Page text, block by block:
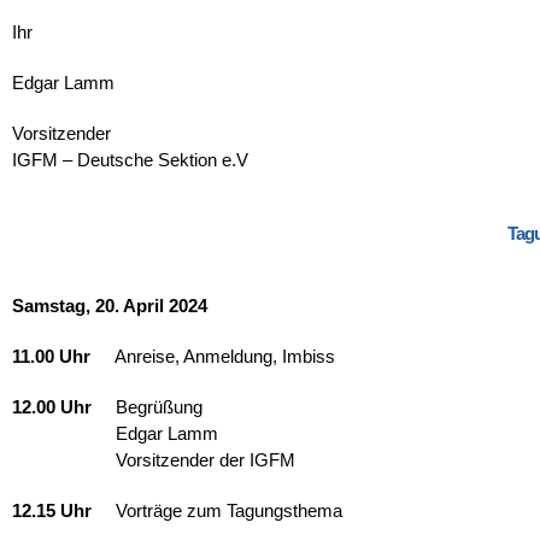
Ihr
Edgar Lamm
Vorsitzender
IGFM – Deutsche Sektion e.V
Samstag, 20. April 2024
11.00 Uhr Anreise, Anmeldung, Imbiss
12.00 Uhr Begrüßung
Edgar Lamm
Vorsitzender der IGFM
12.15 Uhr Vorträge zum Tagungsthema